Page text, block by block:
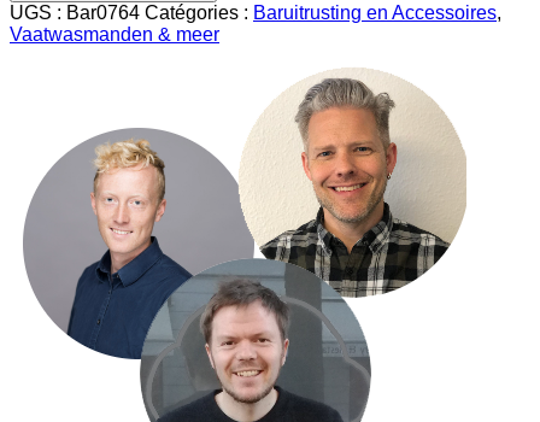
UGS : Bar0764 Catégories : Baruitrusting en Accessoires,
Vaatwasmanden & meer